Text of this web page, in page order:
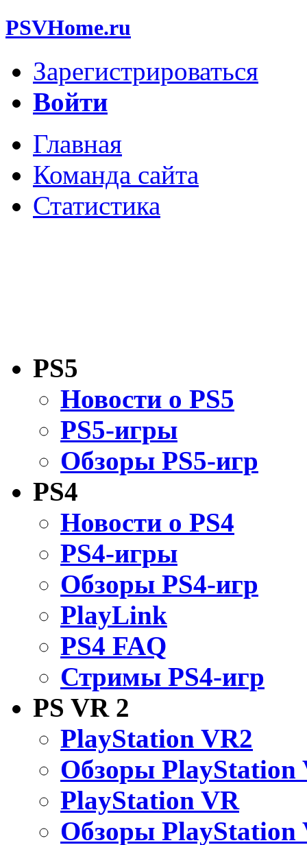
PSVHome.ru
Зарегистрироваться
Войти
Главная
Команда сайта
Статистика
PS5
Новости о PS5
PS5-игры
Обзоры PS5-игр
PS4
Новости о PS4
PS4-игры
Обзоры PS4-игр
PlayLink
PS4 FAQ
Стримы PS4-игр
PS VR 2
PlayStation VR2
Обзоры PlayStation
PlayStation VR
Обзоры PlayStation